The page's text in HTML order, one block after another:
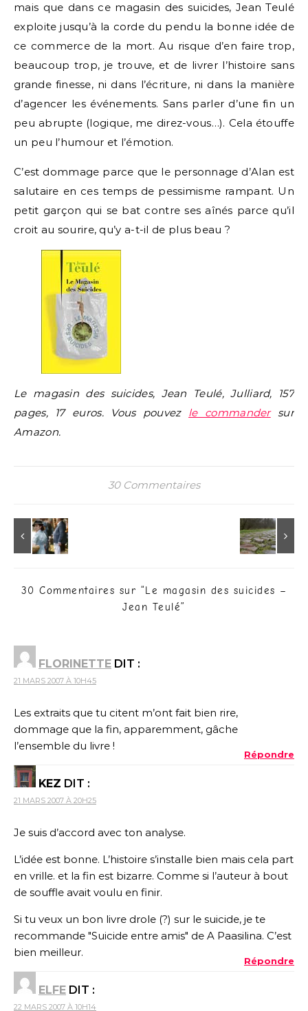
mais que dans ce magasin des suicides, Jean Teulé
exploite jusqu’à la corde du pendu la bonne idée de
ce commerce de la mort. Au risque d’en faire trop,
beaucoup trop, je trouve, et de livrer l’histoire sans
grande finesse, ni dans l’écriture, ni dans la manière
d’agencer les événements. Sans parler d’une fin un
peu abrupte (logique, me direz-vous…). Cela étouffe
un peu l’humour et l’émotion.
C’est dommage parce que le personnage d’Alan est
salutaire en ces temps de pessimisme rampant. Un
petit garçon qui se bat contre ses aînés parce qu’il
croit au sourire, qu’y a-t-il de plus beau ?
Le magasin des suicides, Jean Teulé, Julliard, 157
pages, 17 euros. Vous pouvez le commandersur
Amazon.
30 Commentaires
30 Commentaires sur “Le magasin des suicides –
Jean Teulé”
FLORINETTE DIT :
21 MARS 2007 À 10H45
Les extraits que tu citent m’ont fait bien rire,
dommage que la fin, apparemment, gâche
l’ensemble du livre !
Répondre
KEZ DIT :
21 MARS 2007 À 20H25
Je suis d’accord avec ton analyse.
L’idée est bonne. L’histoire s’installe bien mais cela part
en vrille. et la fin est bizarre. Comme si l’auteur à bout
de souffle avait voulu en finir.
Si tu veux un bon livre drole (?) sur le suicide, je te
recommande "Suicide entre amis" de A Paasilina. C’est
bien meilleur.
Répondre
ELFE DIT :
22 MARS 2007 À 10H14